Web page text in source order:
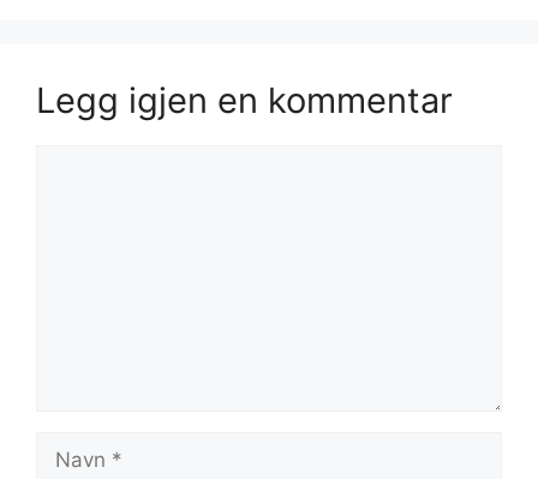
Legg igjen en kommentar
Navn